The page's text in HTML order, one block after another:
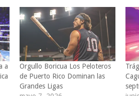
a
Orgullo Boricua Los Peloteros
de Puerto Rico Dominan las
Grandes Ligas